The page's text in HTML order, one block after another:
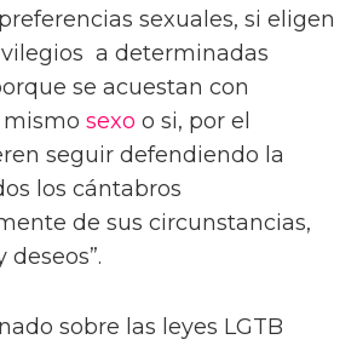
sexuales, si eligen
a determinadas
se acuestan con
mismo sexo o si, por el
seguir defendiendo la
los cántabros
de sus circunstancias,
sobre las leyes LGTB